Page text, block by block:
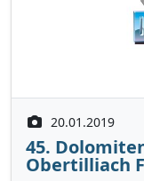
20.01.2019
45.
Obertilliach